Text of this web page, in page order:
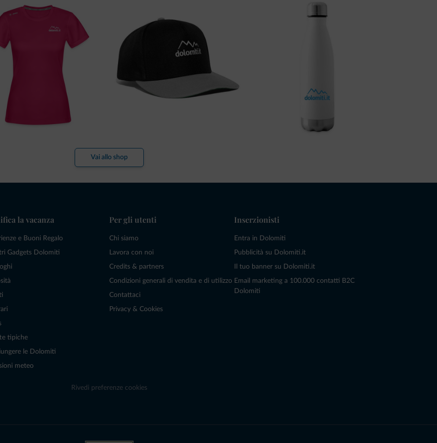
Vai allo shop
la vacanza
e Buoni Regalo
Gadgets Dolomiti
tipiche
le Dolomiti
meteo
Per gli utenti
Chi siamo
Lavora con noi
Credits & partners
Condizioni generali di vendita e di utilizzo
Contattaci
Privacy & Cookies
Inserzionisti
Entra in Dolomiti
Pubblicità su Dolomiti.it
Il tuo banner su Dolomiti.it
Email marketing a 100.000 contatti B2C
Dolomiti
Rivedi preferenze cookies